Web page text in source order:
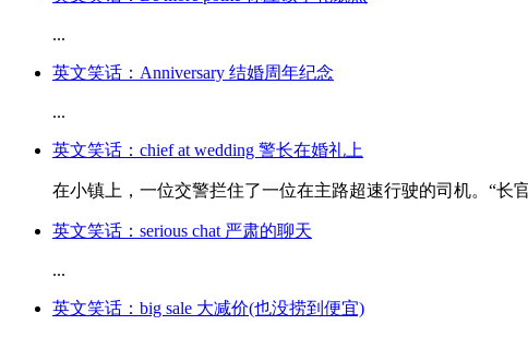
...
英文笑话：Anniversary 结婚周年纪念
...
英文笑话：chief at wedding 警长在婚礼上
在小镇上，一位交警拦住了一位在主路超速行驶的司机。“长
英文笑话：serious chat 严肃的聊天
...
英文笑话：big sale 大减价(也没捞到便宜)